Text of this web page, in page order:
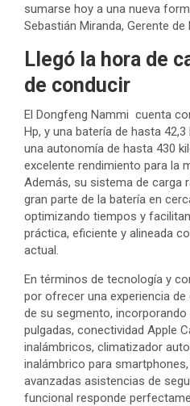
sumarse hoy a una nueva
Sebastián Miranda, Gerente
Llegó la hora de
de conducir
El Dongfeng Nammi cuenta
Hp, y una batería de hasta
una autonomía de hasta 430
excelente rendimiento para la
Además, su sistema de carga
gran parte de la batería en
optimizando tiempos y
práctica, eficiente y alineada
actual.
En términos de tecnología y
por ofrecer una experiencia
de su segmento,
pulgadas, conectividad Apple
inalámbricos, climatizador
inalámbrico para
avanzadas asistencias de
funcional responde